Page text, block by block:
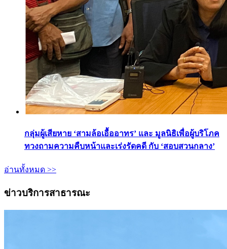
กลุ่มผู้เสียหาย ‘สามล้อเอื้ออาทร’ และ มูลนิธิเพื่อผู้บริโภค
ทวงถามความคืบหน้าและเร่งรัดคดี กับ ‘สอบสวนกลาง’
อ่านทั้งหมด >>
ข่าวบริการสาธารณะ